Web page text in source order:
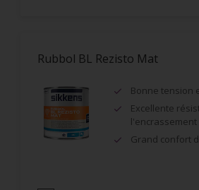
Rubbol BL Rezisto Mat
Bonne tension
Excellente
Grand confort